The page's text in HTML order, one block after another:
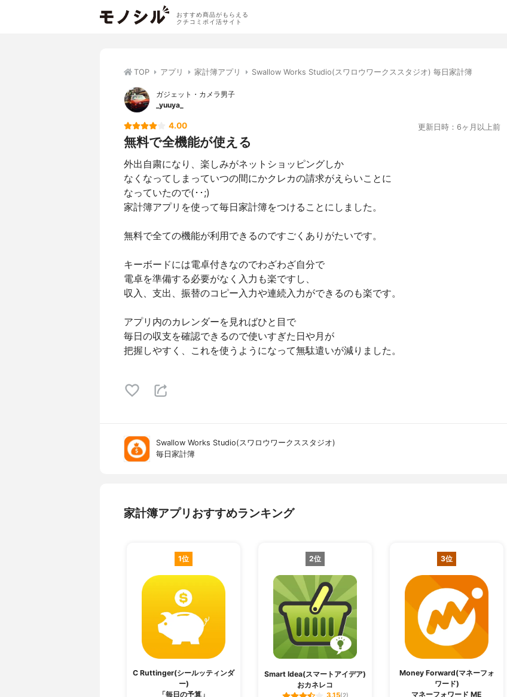
おすすめ商品がもらえる
クチコミポイ活サイト
TOP アプリ 家計簿アプリ Swallow Works Studio(スワロウワークススタジオ) 毎日家計簿
ガジェット・カメラ男子
_yuuya_
4.00 更新日時：6ヶ月以上前
無料で全機能が使える
外出自粛になり、楽しみがネットショッピングしか
なくなってしまっていつの間にかクレカの請求がえらいことに
なっていたので(･･;)
家計簿アプリを使って毎日家計簿をつけることにしました。
無料で全ての機能が利用できるのですごくありがたいです。
キーボードには電卓付きなのでわざわざ自分で
電卓を準備する必要がなく入力も楽ですし、
収入、支出、振替のコピー入力や連続入力ができるのも楽です。
アプリ内のカレンダーを見ればひと目で
毎日の収支を確認できるので使いすぎた日や月が
把握しやすく、これを使うようになって無駄遣いが減りました。
Swallow Works Studio(スワロウワークススタジオ)
毎日家計簿
家計簿アプリおすすめランキング
1位
C Ruttinger(シールッティンダ
ー)
「毎日の予算‪」‬
2位
Smart Idea(スマートアイデア)
おカネレコ
3位
Money Forward(マネーフォ
ワード)
マネーフォワード ME